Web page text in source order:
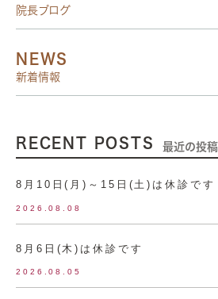
院長ブログ
NEWS
新着情報
RECENT POSTS 最近の投稿
8月10日(月)～15日(土)は休診です
2026.08.08
8月6日(木)は休診です
2026.08.05